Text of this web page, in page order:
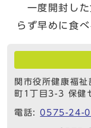
一度開封した
らず早めに食
関市役所健康福
町1丁目3-3 保健
電話:0575-24-